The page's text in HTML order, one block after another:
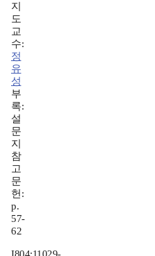
지
도
교
수:
정
유
성
부
록:
설
문
지
참
고
문
헌:
p.
57-
62